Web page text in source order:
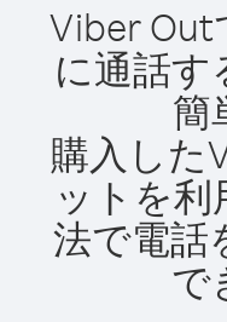
Viber Out
に通話す
簡
購入した
ットを
法で電話
で